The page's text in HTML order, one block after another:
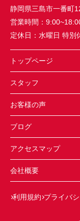
静岡県三島市一番町
営業時間：
定休日： 水曜日 特別
トップページ
スタッフ
お客様の声
ブログ
アクセスマップ
会社概要
利用規約 プライバ